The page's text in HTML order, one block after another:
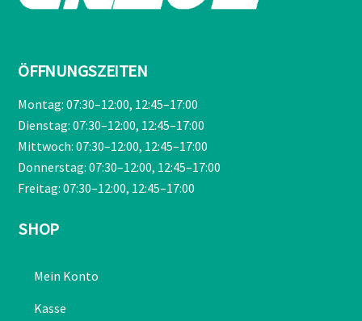
ÖFFNUNGSZEITEN
Montag: 07:30–12:00, 12:45–17:00
Dienstag: 07:30–12:00, 12:45–17:00
Mittwoch: 07:30–12:00, 12:45–17:00
Donnerstag: 07:30–12:00, 12:45–17:00
Freitag: 07:30–12:00, 12:45–17:00
SHOP
Mein Konto
Kasse